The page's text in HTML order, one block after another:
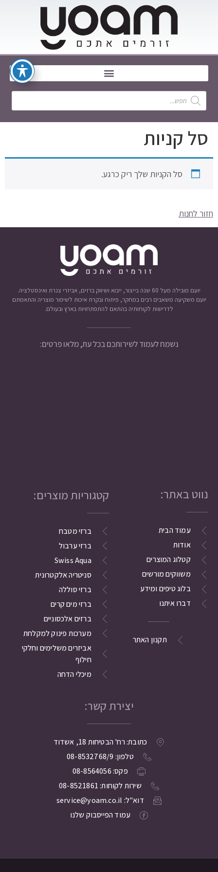
סל קניות
סל הקניות שלך ריק כרגע.
חזור לחנות
יועם מובילה מעל 60 שנה בייצור, ייבוא ושיווק ברזים, אביזרי צנרת ואינסטלציה.
יועם משקיעה משאבים רבים במחקר, פיתוח ובקרת איכות לשיפור מוצריה והתאמתם
לדרישות לקוחותיה בהתאם להתפתחויות בארץ ובעולם.
נשמח לעמוד לשירותכם בכל עת, מלאו פרטים:
נווט באתר:
עמוד הבית
אודות
קטלוג המוצרים
משווקים מורשים
בלוג טיפים ומידע
דברו איתנו
תקנון האתר
קטגוריות מוצרים:
ברזי מטבח
ברזי ערבול
Swiss Aqua
סניטריה אלקטרונית
ברזי סוללה
ברזי מים קרים
ברזים אלכסוניים
מערכות פינוק למקלחת
אביזרים משלימים וחלקי
חילוף
מיכלי הדחה
יצירת קשר:
כתובת: רח' הבטיחות 18, אשדוד
טלפון: 08-8532768/9
פקס: 08-8564056
שירות לקוחות: 08-8521861
דוא"ל: service@yoam.co.il
עמוד הפייסבוק שלנו